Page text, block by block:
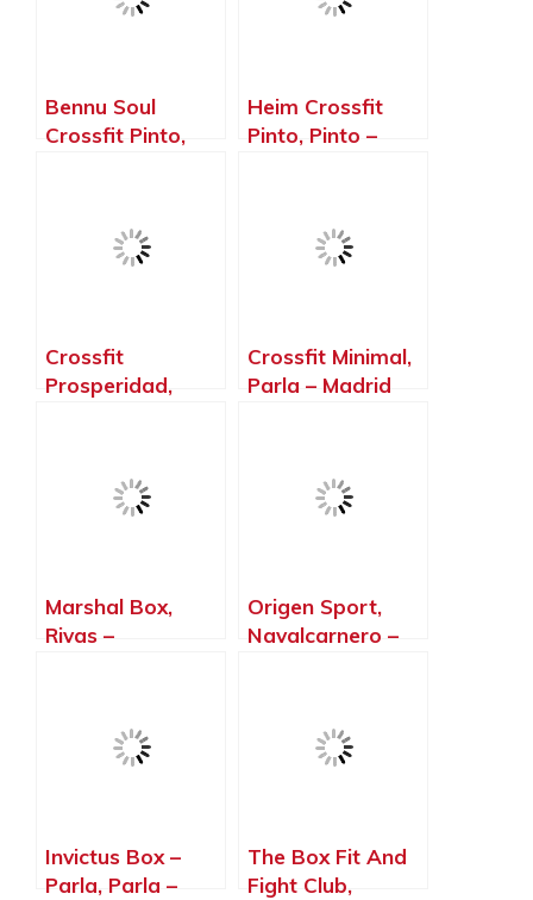
Bennu Soul
Crossfit Pinto,
Heim Crossfit
Pinto, Pinto –
Crossfit
Prosperidad,
Crossfit Minimal,
Parla – Madrid
Marshal Box,
Rivas –
Origen Sport,
Navalcarnero –
Invictus Box –
Parla, Parla –
The Box Fit And
Fight Club,